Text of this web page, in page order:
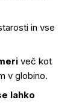
in vse
več kot
v globino.
lahko